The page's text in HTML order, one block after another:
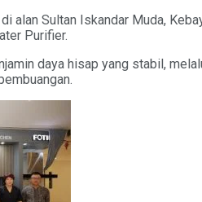
Sultan Iskandar Muda,
Purifier.
daya hisap yang stabil,